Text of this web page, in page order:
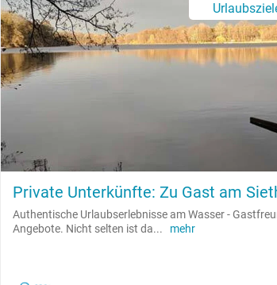
Private Unterkünfte: Zu Gast am
Authentische Urlaubserlebnisse am Wasser -
Angebote. Nicht selten ist da... mehr